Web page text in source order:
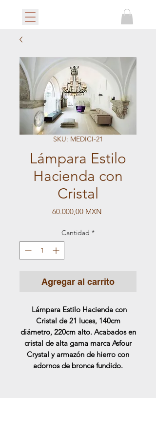
SKU: MEDICI-21
Lámpara Estilo
Hacienda con
Cristal
60.000,00 MXNPrecio
Cantidad *
Agregar al carrito
Lámpara Estilo Hacienda con
Cristal de 21 luces, 140cm
diámetro, 220cm alto. Acabados en
cristal de alta gama marca Asfour
Crystal y armazón de hierro con
adornos de bronce fundido.